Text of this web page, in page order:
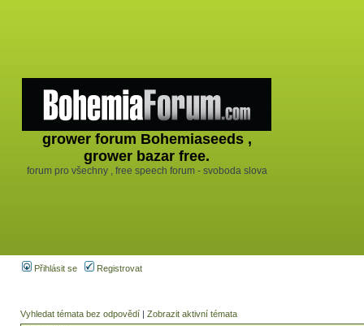
grower forum Bohemiaseeds ,
grower bazar free.
forum pro všechny , free speech forum - svoboda slova
Přihlásit se Registrovat
Vyhledat témata bez odpovědí | Zobrazit aktivní témata